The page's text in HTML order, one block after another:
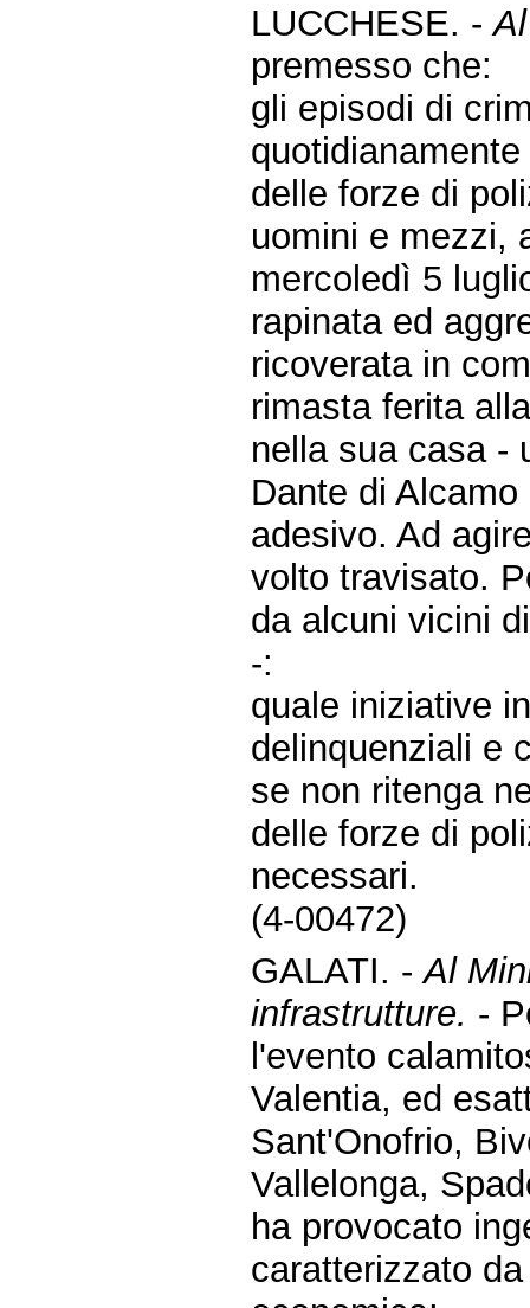
LUCCHESE. -
premesso che:
gli episodi di
delle forze di
uomini e mezzi,
mercoledì 5
rapinata ed
ricoverata in
rimasta ferita
nella sua casa -
Dante di
adesivo. Ad
volto travisato.
da alcuni vicini
-:
quale iniziative
delinquenziali e
se non ritenga
delle forze di
necessari.
(4-00472)
GALATI. -Al
infrastrutture. -
l'evento
Valentia, ed
Sant'Onofrio,
Vallelonga,
ha provocato
caratterizzato